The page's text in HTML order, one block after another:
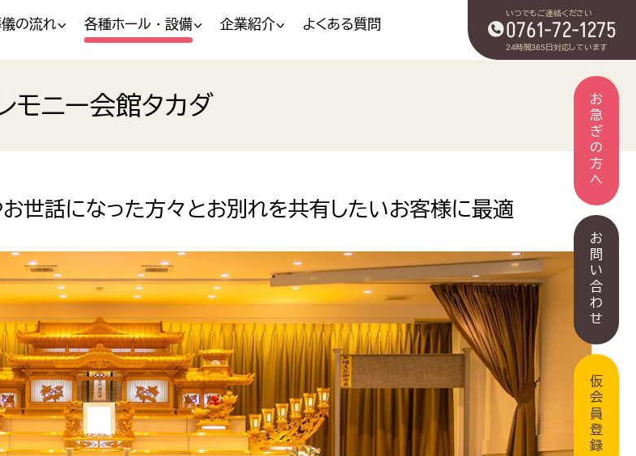
の流れ 各種ホール・設備 企業紹介 よくある質問
いつでもご連絡ください
0761-72-1275
24時間365日対応しています
お急ぎの方へ
お問い合わせ
仮会員登録
モニー会館タカダ
世話になった方々とお別れを共有したいお客様に最適